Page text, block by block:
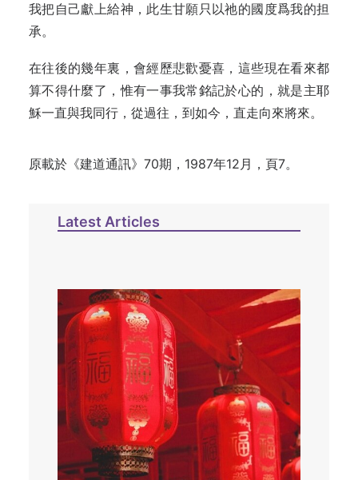
我把自己獻上給神，此生甘願只以祂的國度爲我的担
承。
在往後的幾年裏，會經歷悲歡憂喜，這些現在看來都
算不得什麼了，惟有一事我常銘記於心的，就是主耶
穌一直與我同行，從過往，到如今，直走向來將來。
原載於《建道通訊》70期，1987年12月，頁7。
Latest Articles